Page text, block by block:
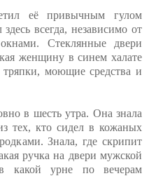
её привычным гулом
всегда, независимо от
Стеклянные двери
женщину в синем халате
моющие средства и
в шесть утра. Она знала
тех, кто сидел в кожаных
Знала, где скрипит
ручка на двери мужской
какой урне по вечерам